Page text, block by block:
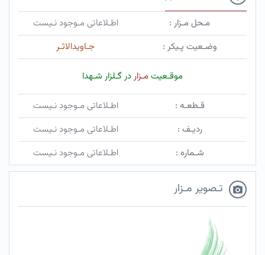
مـحل مـزار :
اطـلاعاتی مـوجود نـیست
وضـعیت پـیکر :
جـاویدالاثـر
موقـعیتمـزاردر گـلزار شـهدا
قـطعـه :
اطـلاعاتی مـوجود نـیست
ردیـف :
اطـلاعاتی مـوجود نـیست
شـماره :
اطـلاعاتی مـوجود نـیست
تـصویر مـزار